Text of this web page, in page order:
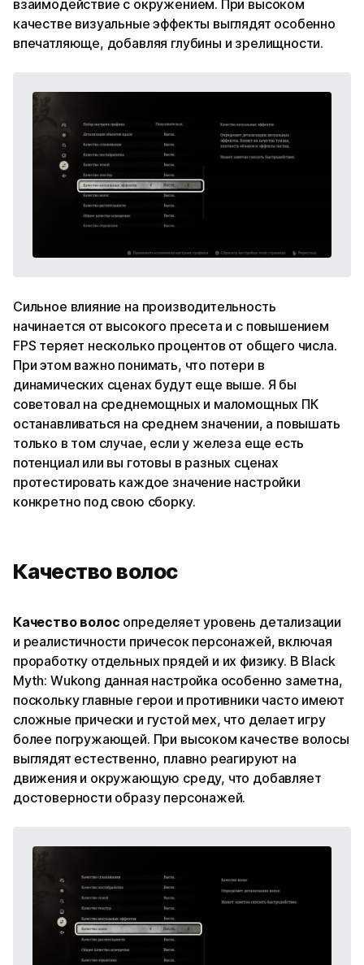
взаимодействие с окружением. При высоком
качестве визуальные эффекты выглядят особенно
впечатляюще, добавляя глубины и зрелищности.
Сильное влияние на производительность
начинается от высокого пресета и с повышением
FPS теряет несколько процентов от общего числа.
При этом важно понимать, что потери в
динамических сценах будут еще выше. Я бы
советовал на среднемощных и маломощных ПК
останавливаться на среднем значении, а повышать
только в том случае, если у железа еще есть
потенциал или вы готовы в разных сценах
протестировать каждое значение настройки
конкретно под свою сборку.
Качество волос
Качество волос определяет уровень детализации
и реалистичности причесок персонажей, включая
проработку отдельных прядей и их физику. В Black
Myth: Wukong данная настройка особенно заметна,
поскольку главные герои и противники часто имеют
сложные прически и густой мех, что делает игру
более погружающей. При высоком качестве волосы
выглядят естественно, плавно реагируют на
движения и окружающую среду, что добавляет
достоверности образу персонажей.